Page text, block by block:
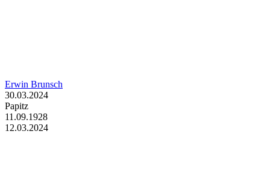
Erwin Brunsch
30.03.2024
Papitz
11.09.1928
12.03.2024